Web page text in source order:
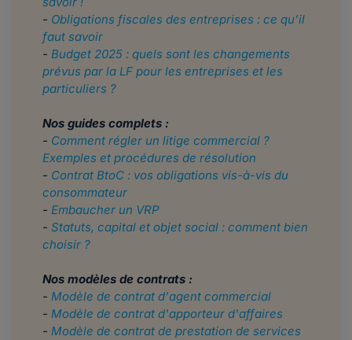
- Obligations fiscales des entreprises : ce qu’il
faut savoir
- Budget 2025 : quels sont les changements
prévus par la LF pour les entreprises et les
particuliers ?
Nos guides complets :
- Comment régler un litige commercial ?
Exemples et procédures de résolution
- Contrat BtoC : vos obligations vis-à-vis du
consommateur
- Embaucher un VRP
- Statuts, capital et objet social : comment bien
choisir ?
Nos modèles de contrats :
- Modèle de contrat d'agent commercial
- Modèle de contrat d'apporteur d'affaires
- Modèle de contrat de prestation de services